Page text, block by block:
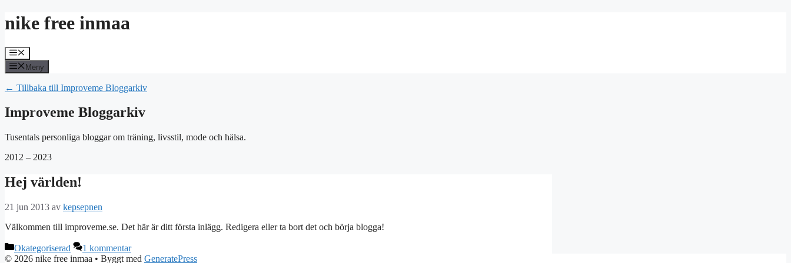
Hoppa
till
nike free inmaa
Meny
Meny
← Tillbaka till Improveme Bloggarkiv
Improveme Bloggarkiv
Tusentals personliga bloggar om träning, livsstil, mode och hälsa.
2012 – 2023
Hej världen!
21 jun 2013 av kepsepnen
Välkommen till improveme.se. Det här är ditt första inlägg. Redigera eller ta bort det och börja blogga!
Kategorier
Okategoriserad
1 kommentar
© 2026 nike free inmaa • Byggt med GeneratePress